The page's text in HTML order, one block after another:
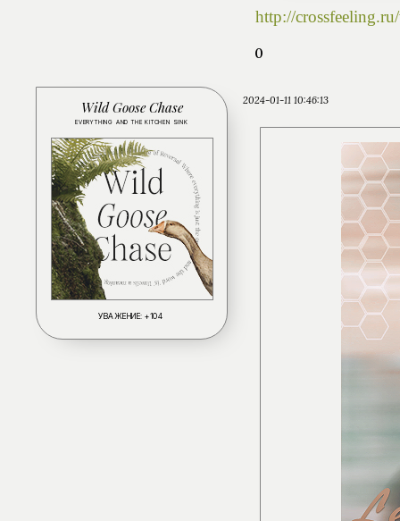
http://
0
2024-01-11 10:46:13
Wild Goose Chase
EVERYTHING AND THE KITCHEN SINK
УВАЖЕНИЕ: +104